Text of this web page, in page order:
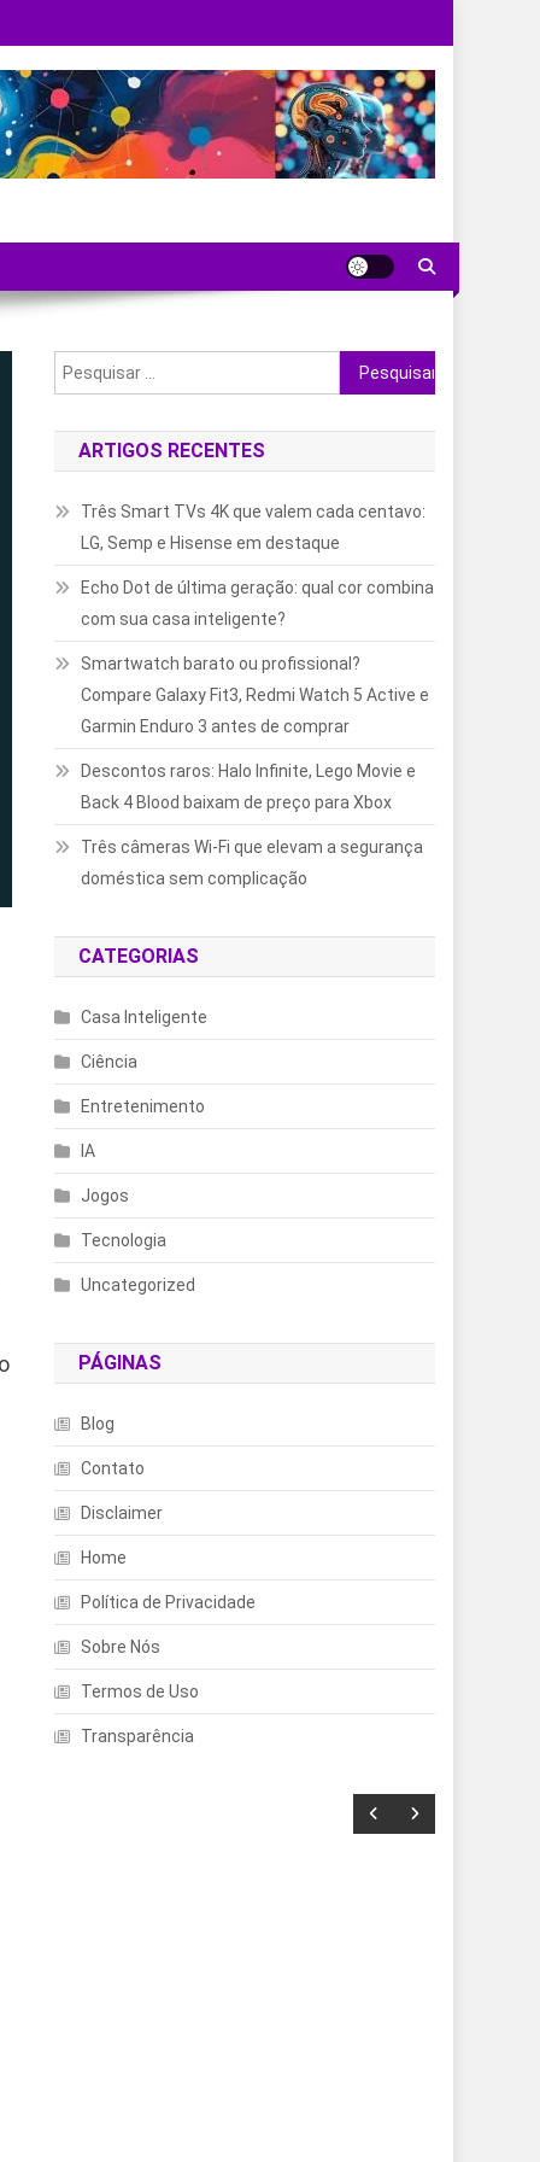
Pesquisar
por:
ARTIGOS RECENTES
Três Smart TVs 4K que valem cada centavo:
LG, Semp e Hisense em destaque
Echo Dot de última geração: qual cor combina
com sua casa inteligente?
Smartwatch barato ou profissional?
Compare Galaxy Fit3, Redmi Watch 5 Active e
Garmin Enduro 3 antes de comprar
Descontos raros: Halo Infinite, Lego Movie e
Back 4 Blood baixam de preço para Xbox
Três câmeras Wi-Fi que elevam a segurança
doméstica sem complicação
CATEGORIAS
Casa Inteligente
Ciência
Entretenimento
IA
Jogos
Tecnologia
Uncategorized
PÁGINAS
Blog
Contato
Disclaimer
Home
Política de Privacidade
Sobre Nós
Termos de Uso
Transparência